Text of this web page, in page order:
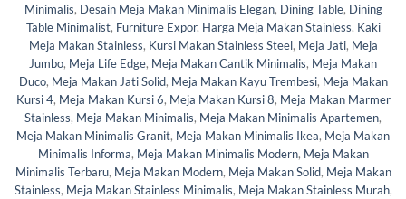
Minimalis, Desain Meja Makan Minimalis Elegan, Dining Table, Dining
Table Minimalist, Furniture Expor, Harga Meja Makan Stainless, Kaki
Meja Makan Stainless, Kursi Makan Stainless Steel, Meja Jati, Meja
Jumbo, Meja Life Edge, Meja Makan Cantik Minimalis, Meja Makan
Duco, Meja Makan Jati Solid, Meja Makan Kayu Trembesi, Meja Makan
Kursi 4, Meja Makan Kursi 6, Meja Makan Kursi 8, Meja Makan Marmer
Stainless, Meja Makan Minimalis, Meja Makan Minimalis Apartemen,
Meja Makan Minimalis Granit, Meja Makan Minimalis Ikea, Meja Makan
Minimalis Informa, Meja Makan Minimalis Modern, Meja Makan
Minimalis Terbaru, Meja Makan Modern, Meja Makan Solid, Meja Makan
Stainless, Meja Makan Stainless Minimalis, Meja Makan Stainless Murah,